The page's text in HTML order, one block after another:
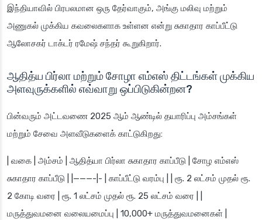
இந்தியாவில் பிரபலமான ஒரு தேர்வாகும், அங்கு மலிவு மற்றும்
அணுகல் முக்கிய கவலைகளாக உள்ளன என்று சுகாதார காப்பீட்டு
ஆலோசகர் டாக்டர் ரமேஷ் சந்தர் கூறுகிறார்.
ஆதித்ய பிர்லா மற்றும் சோழா எம்எஸ் திட்டங்கள் முக்கிய
அளவுருக்களில் எவ்வாறு ஒப்பிடுகின்றன?
பின்வரும் அட்டவணை 2025 ஆம் ஆண்டில் தயாரிப்பு அம்சங்கள்
மற்றும் சேவை அளவீடுகளைக் காட்டுகிறது:
| வகை | அம்சம் | ஆதித்யா பிர்லா சுகாதார காப்பீடு | சோழ எம்எஸ்
சுகாதார காப்பீடு | |———-|- | காப்பீட்டு வரம்பு | | ரூ. 2 லட்சம் முதல் ரூ.
2 கோடி வரை | ரூ. 1 லட்சம் முதல் ரூ. 25 லட்சம் வரை | |
மருத்துவமனை வலையமைப்பு | 10,000+ மருத்துவமனைகள் |